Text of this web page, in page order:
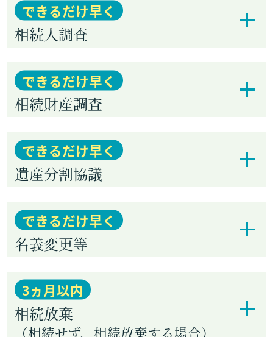
できるだけ早く
相続人調査
できるだけ早く
相続財産調査
できるだけ早く
遺産分割協議
できるだけ早く
名義変更等
3ヵ月以内
相続放棄
（相続せず、相続放棄する場合）